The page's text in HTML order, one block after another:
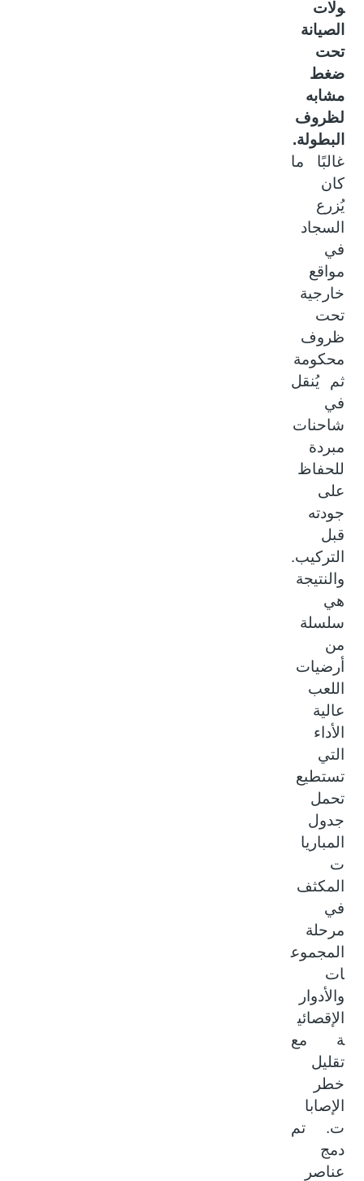
ولات
الصيانة
تحت
ضغط
مشابه
لظروف
البطولة.
غالبًا ما
كان
يُزرع
السجاد
في
مواقع
خارجية
تحت
ظروف
محكومة
ثم يُنقل
في
شاحنات
مبردة
للحفاظ
على
جودته
قبل
التركيب.
والنتيجة
هي
سلسلة
من
أرضيات
اللعب
عالية
الأداء
التي
تستطيع
تحمل
جدول
المباريا
المكثف
في
مرحلة
المجموع
ات
والأدوار
الإقصائي
ة مع
تقليل
خطر
الإصابا
ت. تم
دمج
عناصر